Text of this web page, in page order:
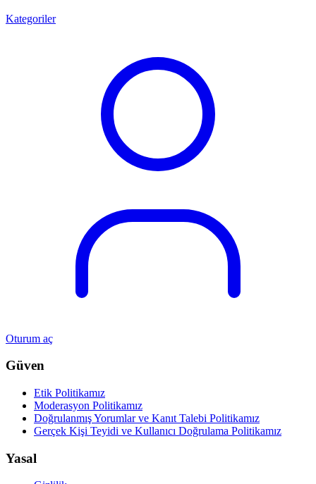
Kategoriler
Oturum aç
Güven
Etik Politikamız
Moderasyon Politikamız
Doğrulanmış Yorumlar ve Kanıt Talebi Politikamız
Gerçek Kişi Teyidi ve Kullanıcı Doğrulama Politikamız
Yasal